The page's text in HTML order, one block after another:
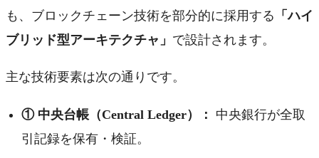
も、ブロックチェーン技術を部分的に採用する 「ハイ
ブリッド型アーキテクチャ」 で設計されます。
主な技術要素は次の通りです。
① 中央台帳（Central Ledger）：
中央銀行が全取
引記録を保有・検証。